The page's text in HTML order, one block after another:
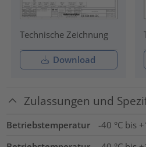
Technische Zeichnung
Download
Zulassungen und
Betriebstemperatur
-40 °C bis